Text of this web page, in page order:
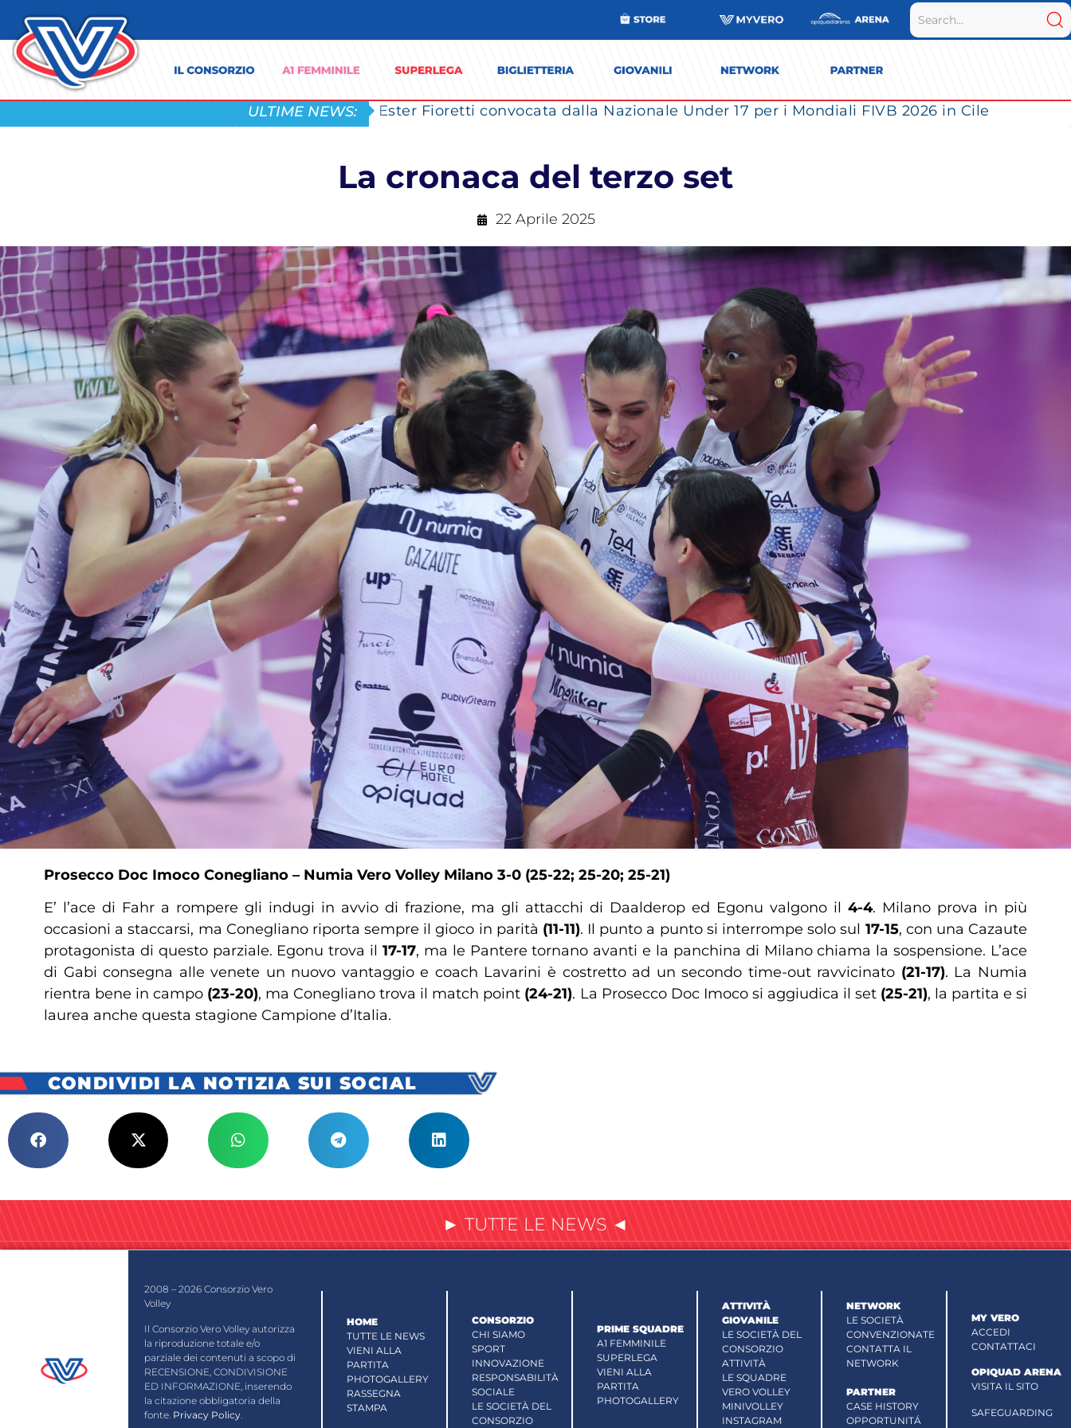
ULTIME NEWS: Ester Fioretti convocata dalla Nazionale Under 17 per i Mondiali FIVB 2026 in Cile
La cronaca del terzo set
22 Aprile 2025
Prosecco Doc Imoco Conegliano – Numia Vero Volley Milano 3-0 (25-22; 25-20; 25-21)
E’ l’ace di Fahr a rompere gli indugi in avvio di frazione, ma gli attacchi di Daalderop ed Egonu valgono il 4-4. Milano prova in più
occasioni a staccarsi, ma Conegliano riporta sempre il gioco in parità (11-11). Il punto a punto si interrompe solo sul 17-15, con una Cazaute
protagonista di questo parziale. Egonu trova il 17-17, ma le Pantere tornano avanti e la panchina di Milano chiama la sospensione. L’ace
di Gabi consegna alle venete un nuovo vantaggio e coach Lavarini è costretto ad un secondo time-out ravvicinato (21-17). La Numia
rientra bene in campo (23-20), ma Conegliano trova il match point (24-21). La Prosecco Doc Imoco si aggiudica il set (25-21), la partita e si
laurea anche questa stagione Campione d’Italia.
CONDIVIDI LA NOTIZIA SUI SOCIAL
► TUTTE LE NEWS ◄
2008 – 2026 Consorzio Vero
Volley
Il Consorzio Vero Volley autorizza
la riproduzione totale e/o
parziale dei contenuti a scopo di
RECENSIONE, CONDIVISIONE
ED INFORMAZIONE, inserendo
la citazione obbligatoria della
fonte. Privacy Policy.
HOME
TUTTE LE NEWS
VIENI ALLA
PARTITA
PHOTOGALLERY
RASSEGNA
STAMPA
CONSORZIO
CHI SIAMO
SPORT
INNOVAZIONE
RESPONSABILITÀ
SOCIALE
LE SOCIETÀ DEL
CONSORZIO
PRIME SQUADRE
A1 FEMMINILE
SUPERLEGA
VIENI ALLA
PARTITA
PHOTOGALLERY
ATTIVITÀ
GIOVANILE
LE SOCIETÀ DEL
CONSORZIO
ATTIVITÀ
LE SQUADRE
VERO VOLLEY
MINIVOLLEY
INSTAGRAM
NETWORK
LE SOCIETÀ
CONVENZIONATE
CONTATTA IL
NETWORK
PARTNER
CASE HISTORY
OPPORTUNITÁ
MY VERO
ACCEDI
CONTATTACI
OPIQUAD ARENA
VISITA IL SITO
SAFEGUARDING